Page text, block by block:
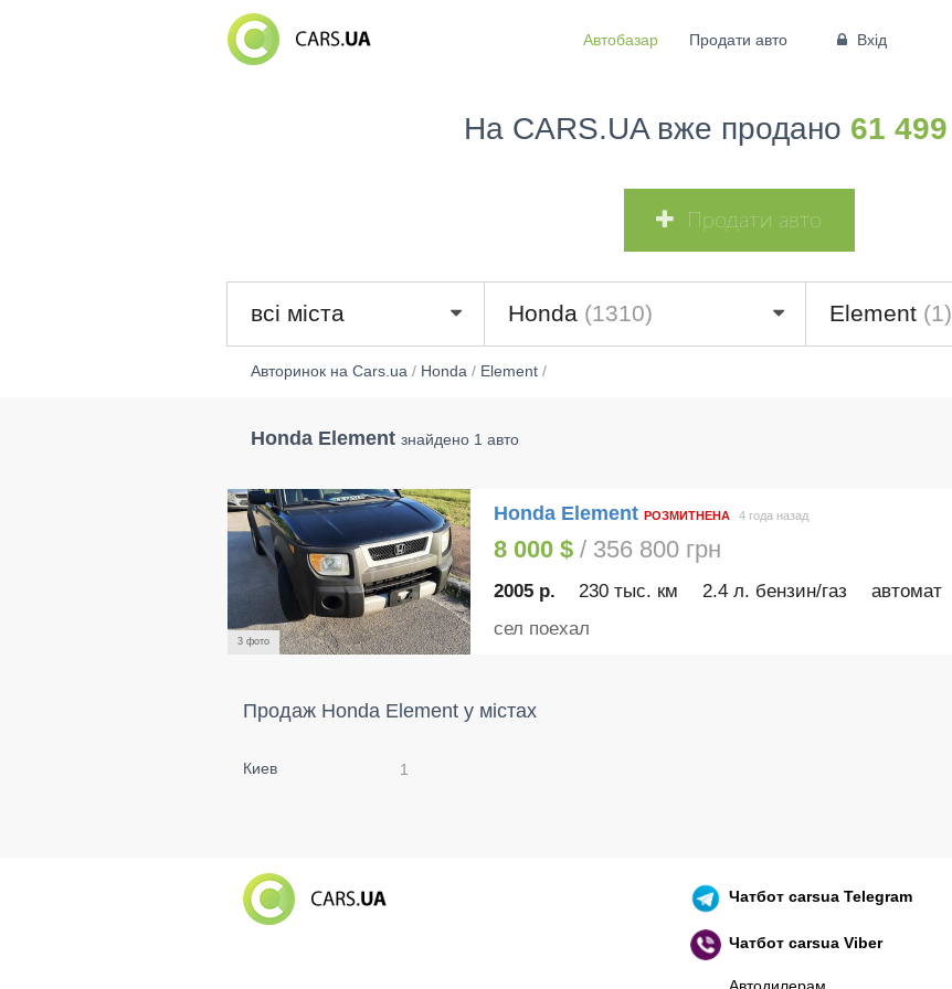
Автобазар Продати авто Вхід
На CARS.UA вже продано 61 499
Продати авто
всі міста Honda (1310) Element (1)
Авторинок на Cars.ua/ Honda/ Element/
Honda Element знайдено 1 авто
3 фото
Honda Element РОЗМИТНЕНА 4 года назад
8 000 $/ 356 800 грн
2005 р. 230 тыс. км 2.4 л. бензин/газ автомат
сел поехал
Продаж Honda Element у містах
Киев 1
Чатботcarsua Telegram
Чатботcarsua Viber
Автодилерам